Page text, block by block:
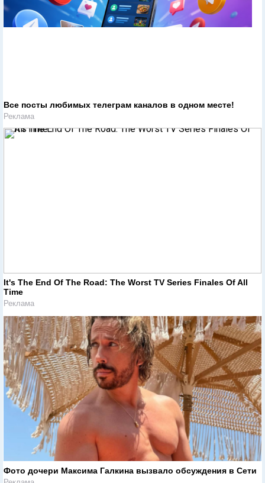
Все посты любимых телеграм каналов в одном месте!
Реклама
It's The End Of The Road: The Worst TV Series Finales Of All
Time
Реклама
Фото дочери Максима Галкина вызвало обсуждения в Сети